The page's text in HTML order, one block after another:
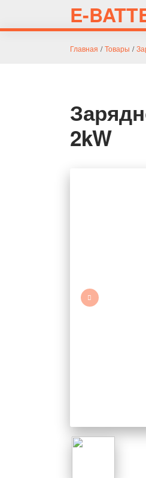
E-
Главная / Товары /
2kW